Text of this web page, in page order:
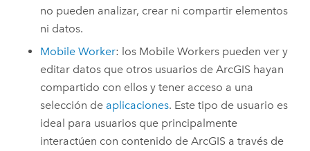
no pueden analizar, crear ni compartir elementos
ni datos.
Mobile Worker: los Mobile Workers pueden ver y
editar datos que otros usuarios de ArcGIS hayan
compartido con ellos y tener acceso a una
selección de aplicaciones. Este tipo de usuario es
ideal para usuarios que principalmente
interactúen con contenido de ArcGIS a través de